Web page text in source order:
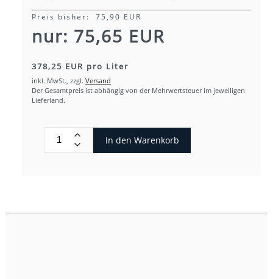
Preis bisher: 75,90 EUR
nur: 75,65 EUR
378,25 EUR pro Liter
inkl. MwSt., zzgl. Versand
Der Gesamtpreis ist abhängig von der Mehrwertsteuer im jeweiligen
Lieferland.
In den Warenkorb